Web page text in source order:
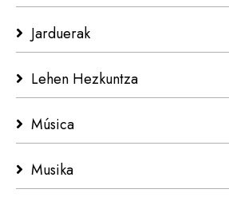
Jarduerak
Lehen Hezkuntza
Música
Musika